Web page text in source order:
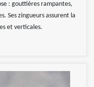
: gouttières rampantes,
Ses zingueurs assurent la
et verticales.